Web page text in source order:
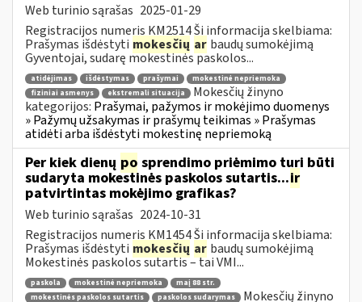
Web turinio sąrašas 2025-01-29
Registracijos numeris KM2514 Ši informacija skelbiama:
Prašymas išdėstyti mokesčių ar baudų sumokėjimą
Gyventojai, sudarę mokestinės paskolos...
atidėjimas išdėstymas prašymai
mokestinė nepriemoka
fiziniai asmenys
ekstremali situacija
Mokesčių žinyno
kategorijos: Prašymai, pažymos ir mokėjimo duomenys
» Pažymų užsakymas ir prašymų teikimas » Prašymas
atidėti arba išdėstyti mokestinę nepriemoką
Per kiek dienų po sprendimo priėmimo turi būti
sudaryta mokestinės paskolos sutartis...ir
patvirtintas mokėjimo grafikas?
Web turinio sąrašas 2024-10-31
Registracijos numeris KM1454 Ši informacija skelbiama:
Prašymas išdėstyti mokesčių ar baudų sumokėjimą
Mokestinės paskolos sutartis – tai VMI...
paskola mokestinė nepriemoka
maį 88 str.
mokestinės paskolos sutartis
paskolos sudarymas
Mokesčių žinyno